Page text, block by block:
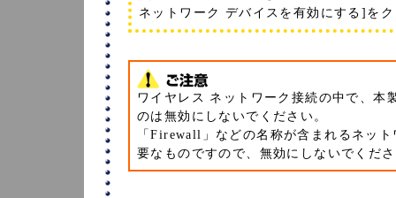
ネットワーク デバイスを有効にする]を
ワイヤレス ネットワーク接続の中で、
のは無効にしないでください。
「Firewall」などの名称が含まれるネッ
要なものですので、無効にしないでくだ